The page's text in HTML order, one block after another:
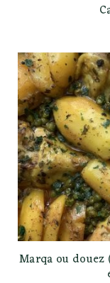
Marqa ou